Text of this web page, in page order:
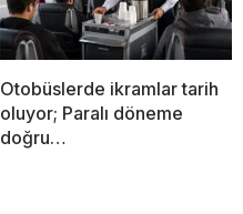
Otobüslerde ikramlar tarih
oluyor; Paralı döneme
doğru…